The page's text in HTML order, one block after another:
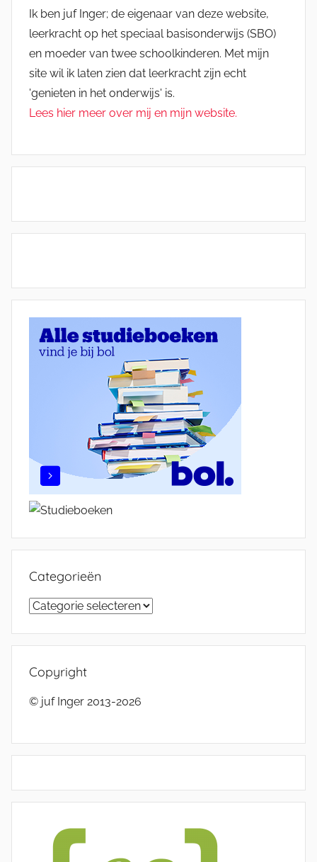
Ik ben juf Inger; de eigenaar van deze website,
leerkracht op het speciaal basisonderwijs (SBO)
en moeder van twee schoolkinderen. Met mijn
site wil ik laten zien dat leerkracht zijn echt
'genieten in het onderwijs' is.
Lees hier meer over mij en mijn website.
Categorieën
Categorieën
Copyright
© juf Inger 2013-2026